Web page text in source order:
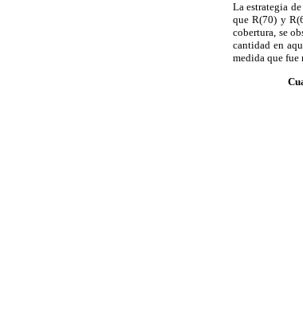
La estrategia
que R(70) y
cobertura, se
cantidad en
medida que fue